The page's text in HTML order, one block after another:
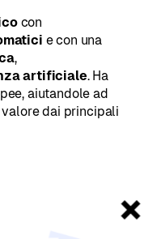
con
e con una
,
artificiale. Ha
aiutandole ad
dai principali